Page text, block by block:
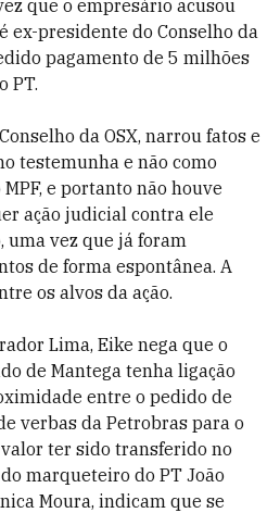
que o empresário acusou
ex-presidente do Conselho da
pagamento de 5 milhões
PT.
da OSX, narrou fatos e
testemunha e não como
e portanto não houve
ação judicial contra ele
uma vez que já foram
de forma espontânea. A
os alvos da ação.
Lima, Eike nega que o
de Mantega tenha ligação
entre o pedido de
verbas da Petrobras para o
valor ter sido transferido no
marqueteiro do PT João
Moura, indicam que se